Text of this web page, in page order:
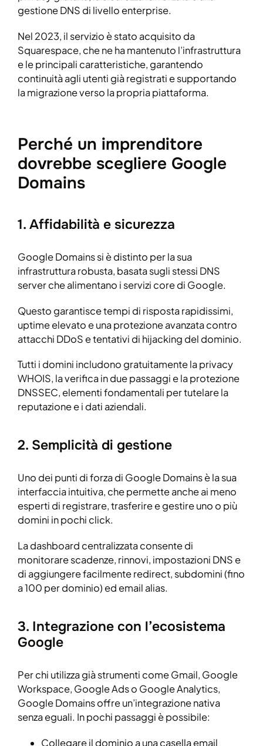
gestione DNS di livello enterprise.
Nel 2023, il servizio è stato acquisito da
Squarespace, che ne ha mantenuto l’infrastruttura
e le principali caratteristiche, garantendo
continuità agli utenti già registrati e supportando
la migrazione verso la propria piattaforma.
Perché un imprenditore
dovrebbe scegliere Google
Domains
1. Affidabilità e sicurezza
Google Domains si è distinto per la sua
infrastruttura robusta, basata sugli stessi DNS
server che alimentano i servizi core di Google.
Questo garantisce tempi di risposta rapidissimi,
uptime elevato e una protezione avanzata contro
attacchi DDoS e tentativi di hijacking del dominio.
Tutti i domini includono gratuitamente la privacy
WHOIS, la verifica in due passaggi e la protezione
DNSSEC, elementi fondamentali per tutelare la
reputazione e i dati aziendali.
2. Semplicità di gestione
Uno dei punti di forza di Google Domains è la sua
interfaccia intuitiva, che permette anche ai meno
esperti di registrare, trasferire e gestire uno o più
domini in pochi click.
La dashboard centralizzata consente di
monitorare scadenze, rinnovi, impostazioni DNS e
di aggiungere facilmente redirect, subdomini (fino
a 100 per dominio) ed email alias.
3. Integrazione con l’ecosistema
Google
Per chi utilizza già strumenti come Gmail, Google
Workspace, Google Ads o Google Analytics,
Google Domains offre un’integrazione nativa
senza eguali. In pochi passaggi è possibile:
Collegare il dominio a una casella email